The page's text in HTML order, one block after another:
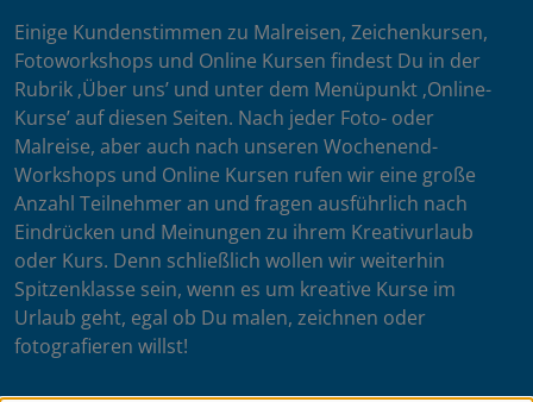
Einige Kundenstimmen zu Malreisen, Zeichenkursen,
Fotoworkshops und Online Kursen findest Du in der
Rubrik ‚Über uns’ und unter dem Menüpunkt ‚Online-
Kurse’ auf diesen Seiten. Nach jeder Foto- oder
Malreise, aber auch nach unseren Wochenend-
Workshops und Online Kursen rufen wir eine große
Anzahl Teilnehmer an und fragen ausführlich nach
Eindrücken und Meinungen zu ihrem Kreativurlaub
oder Kurs. Denn schließlich wollen wir weiterhin
Spitzenklasse sein, wenn es um kreative Kurse im
Urlaub geht, egal ob Du malen, zeichnen oder
fotografieren willst!